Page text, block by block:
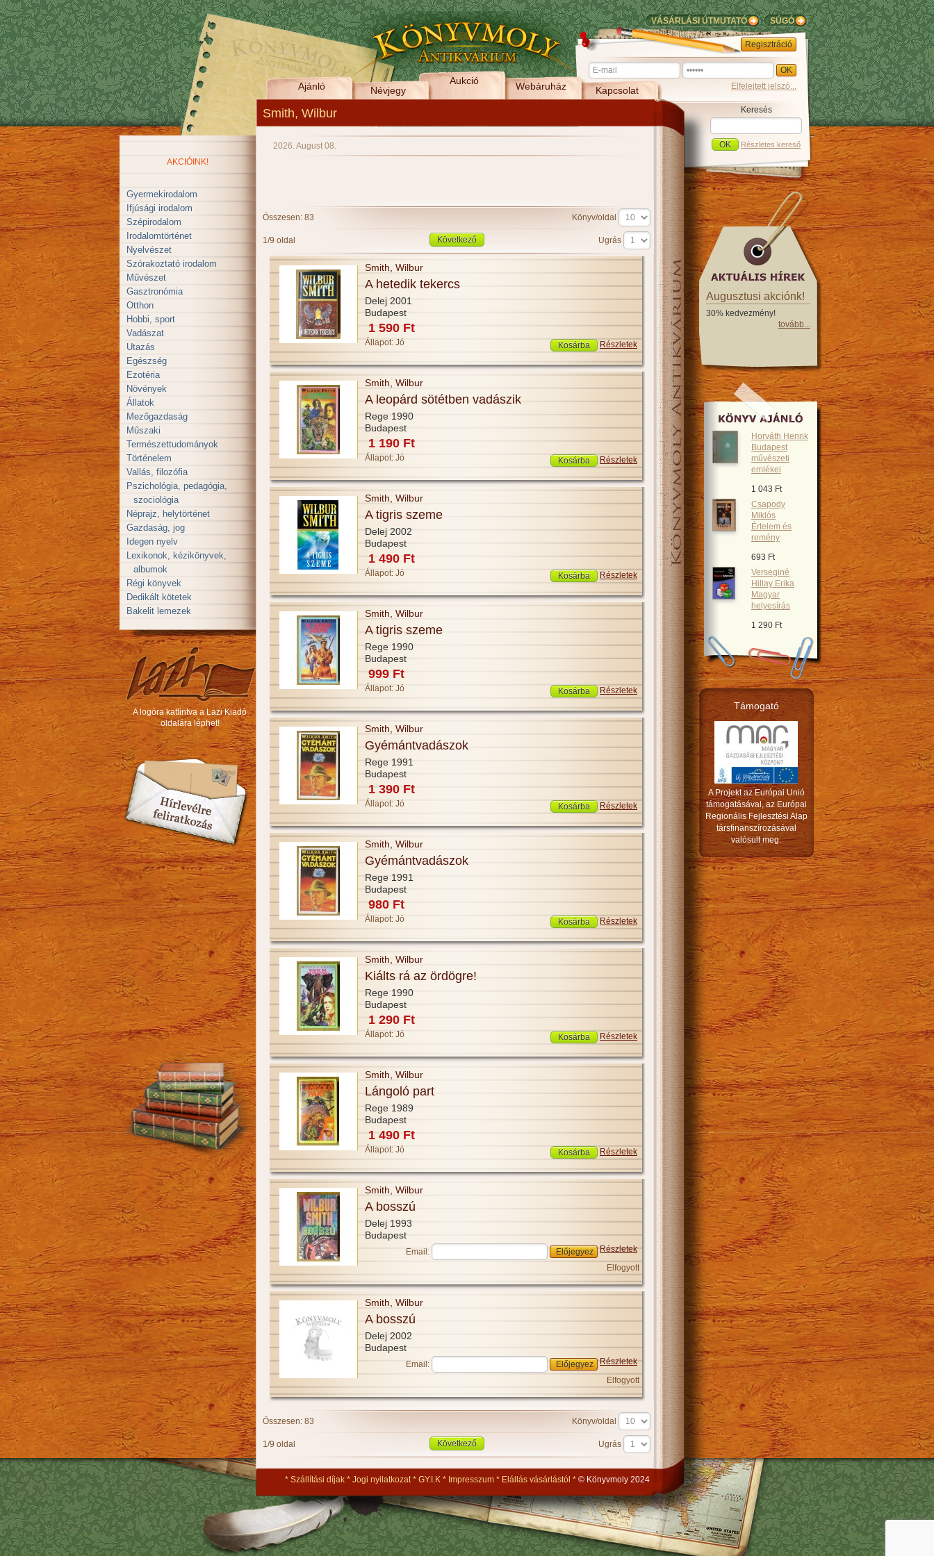
SÚGÓ
VÁSÁRLÁSI ÚTMUTATÓ
Regisztráció
Elfelejtett jelszó...
Ajánló Névjegy
Aukció Webáruház Kapcsolat
Smith, Wilbur Keresés
Részletes kereső
AKCIÓINK!
Gyermekirodalom
Ifjúsági irodalom
Szépirodalom
Irodalomtörténet
Nyelvészet
Szórakoztató irodalom
Művészet
Gasztronómia
Otthon
Hobbi, sport
Vadászat
Utazás
Egészség
Ezotéria
Növények
Állatok
Mezőgazdaság
Műszaki
Természettudományok
Történelem
Vallás, filozófia
Pszichológia, pedagógia,
szociológia
Néprajz, helytörténet
Gazdaság, jog
Idegen nyelv
Lexikonok, kézikönyvek,
albumok
Régi könyvek
Dedikált kötetek
Bakelit lemezek
A logóra kattintva a Lazi Kiadó
oldalára léphet!
Augusztusi akciónk!
30% kedvezmény!
tovább...
Horváth Henrik
Budapest
művészeti
emlékei
1 043 Ft
Csapody
Miklós
Értelem és
remény
693 Ft
Verseginé
Hillay Erika
Magyar
helyesírás
1 290 Ft
Támogató
A Projekt az Európai Unió
támogatásával, az Európai
Regionális Fejlesztési Alap
társfinanszírozásával
valósult meg.
2026. August 08.
Összesen: 83 Könyv/oldal
1/9 oldal Következő Ugrás
Smith, Wilbur
A hetedik tekercs
Delej 2001
Budapest
1 590 Ft
Állapot: Jó Részletek
Smith, Wilbur
A leopárd sötétben vadászik
Rege 1990
Budapest
1 190 Ft
Állapot: Jó Részletek
Smith, Wilbur
A tigris szeme
Delej 2002
Budapest
1 490 Ft
Állapot: Jó Részletek
Smith, Wilbur
A tigris szeme
Rege 1990
Budapest
999 Ft
Állapot: Jó Részletek
Smith, Wilbur
Gyémántvadászok
Rege 1991
Budapest
1 390 Ft
Állapot: Jó Részletek
Smith, Wilbur
Gyémántvadászok
Rege 1991
Budapest
980 Ft
Állapot: Jó Részletek
Smith, Wilbur
Kiálts rá az ördögre!
Rege 1990
Budapest
1 290 Ft
Állapot: Jó Részletek
Smith, Wilbur
Lángoló part
Rege 1989
Budapest
1 490 Ft
Állapot: Jó Részletek
Smith, Wilbur
A bosszú
Delej 1993
Budapest
Részletek
Email:
Elfogyott
Smith, Wilbur
A bosszú
Delej 2002
Budapest
Részletek
Email:
Elfogyott
Összesen: 83 Könyv/oldal
1/9 oldal Következő Ugrás
Szállítási díjak Jogi nyilatkozat GY.I.K Impresszum Elállás vásárlástól © Könyvmoly 2024